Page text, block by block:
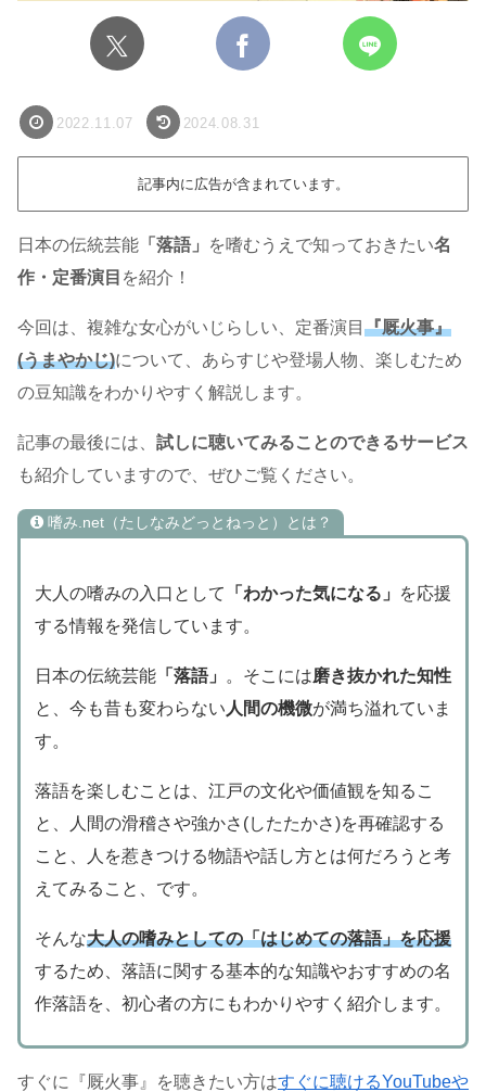
2022.11.07 2024.08.31
記事内に広告が含まれています。
日本の伝統芸能 「落語」 を嗜むうえで知っておきたい名
作・定番演目 を紹介！
今回は、複雑な女心がいじらしい、定番演目 『厩火事』
(うまやかじ)について、あらすじや登場人物、楽しむため
の豆知識をわかりやすく解説します。
記事の最後には、 試しに聴いてみることのできるサービス
も紹介していますので、ぜひご覧ください。
嗜み.net（たしなみどっとねっと）とは？
大人の嗜みの入口として 「わかった気になる」
を応援
する情報を発信しています。
日本の伝統芸能「落語」 。そこには磨き抜かれた知性
と、今も昔も変わらない人間の機微が満ち溢れていま
す。
落語を楽しむことは、江戸の文化や価値観を知るこ
と、人間の滑稽さや強かさ(したたかさ)を再確認する
こと、人を惹きつける物語や話し方とは何だろうと考
えてみること、です。
そんな大人の嗜みとしての「はじめての落語」を応援
するため、落語に関する基本的な知識やおすすめの名
作落語を、初心者の方にもわかりやすく紹介します。
すぐに『厩火事』を聴きたい方はすぐに聴けるYouTubeや